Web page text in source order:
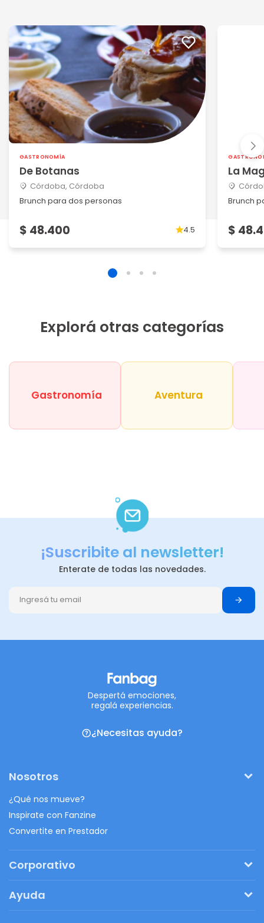
GASTRONOMÍA
De Botanas
Córdoba, Córdoba
Brunch para dos personas
$ 48.400 4.5
La
Brunch
$
Explorá otras categorías
Gastronomía Aventura
¡Suscribite al newsletter!
Enterate de todas las novedades.
Despertá emociones,
regalá experiencias.
¿Necesitas ayuda?
Nosotros
¿Qué nos mueve?
Inspirate con Fanzine
Convertite en Prestador
Corporativo
Regalos originales
Ayuda